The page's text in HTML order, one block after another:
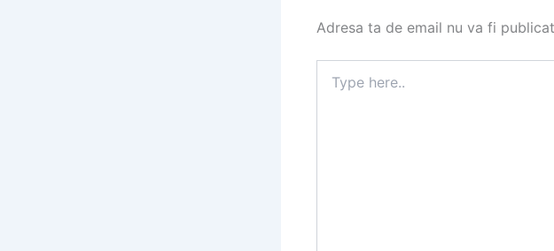
Adresa ta de email nu va fi
here..